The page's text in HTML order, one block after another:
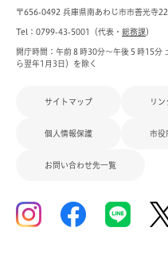
〒656-0492 兵庫県南あわじ市市善光寺22
Tel：0799-43-5001（代表・ 総務課）
開庁時間：午前８時30分～午後５時15分
ら翌年1月3日）を除く
サイトマップ リン
個人情報保護 市役
お問い合わせ先一覧